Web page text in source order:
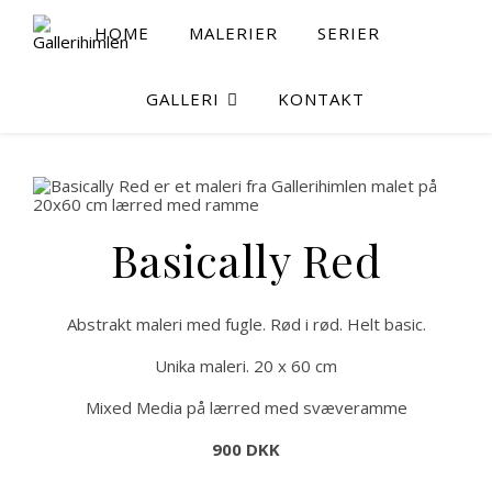
HOME MALERIER SERIER
GALLERI KONTAKT
Basically Red
Abstrakt maleri med fugle. Rød i rød. Helt basic.
Unika maleri. 20 x 60 cm
Mixed Media på lærred med svæveramme
900 DKK